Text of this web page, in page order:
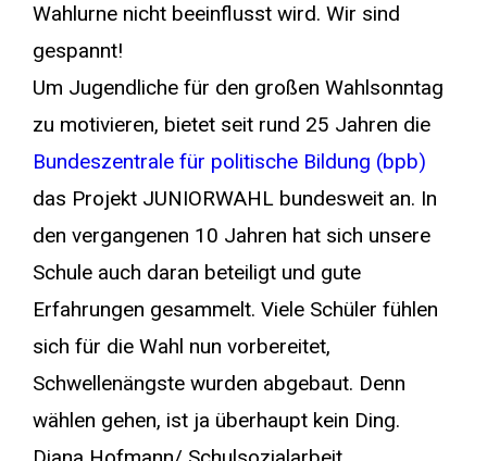
Wahlurne nicht beeinflusst wird. Wir sind
gespannt!
Um Jugendliche für den großen Wahlsonntag
zu motivieren, bietet seit rund 25 Jahren die
Bundeszentrale für politische Bildung (bpb)
das Projekt JUNIORWAHL bundesweit an. In
den vergangenen 10 Jahren hat sich unsere
Schule auch daran beteiligt und gute
Erfahrungen gesammelt. Viele Schüler fühlen
sich für die Wahl nun vorbereitet,
Schwellenängste wurden abgebaut. Denn
wählen gehen, ist ja überhaupt kein Ding.